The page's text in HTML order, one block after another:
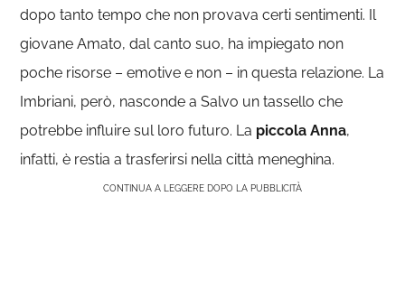
dopo tanto tempo che non provava certi sentimenti. Il
giovane Amato, dal canto suo, ha impiegato non
poche risorse – emotive e non – in questa relazione. La
Imbriani, però, nasconde a Salvo un tassello che
potrebbe influire sul loro futuro. La piccola Anna,
infatti, è restia a trasferirsi nella città meneghina.
CONTINUA A LEGGERE DOPO LA PUBBLICITÀ